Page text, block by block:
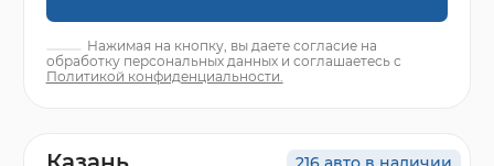
Нажимая на кнопку, вы даете согласие на
обработку персональных данных и соглашаетесь с
Политикой конфиденциальности.